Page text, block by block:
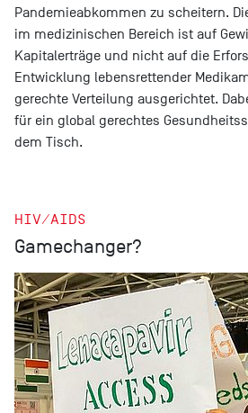
Pandemieabkommen zu scheitern.
im medizinischen Bereich ist auf
Kapitalerträge und nicht auf die
Entwicklung lebensrettender
gerechte Verteilung ausgerichtet.
für ein global gerechtes
dem Tisch.
HIV/AIDS
Gamechanger?